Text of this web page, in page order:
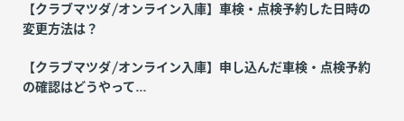
【クラブマツダ/オンライン入庫】車検・点検予約した日時の
変更方法は？
【クラブマツダ/オンライン入庫】申し込んだ車検・点検予約
の確認はどうやって...